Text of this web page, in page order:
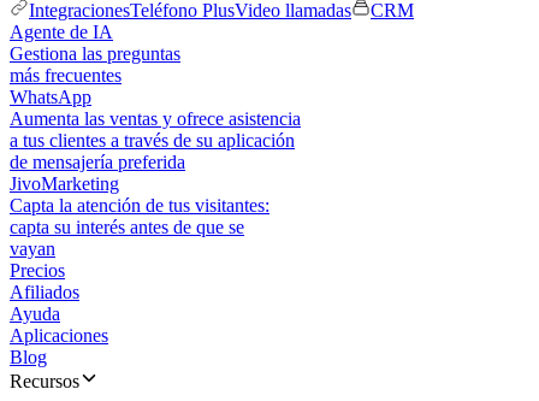
IntegracionesTeléfono PlusVideo llamadas
CRM
Agente de IA
Gestiona las preguntas
más frecuentes
WhatsApp
Aumenta las ventas y ofrece asistencia
a tus clientes a través de su aplicación
de mensajería preferida
JivoMarketing
Capta la atención de tus visitantes:
capta su interés antes de que se
vayan
Precios
Afiliados
Ayuda
Aplicaciones
Blog
Recursos